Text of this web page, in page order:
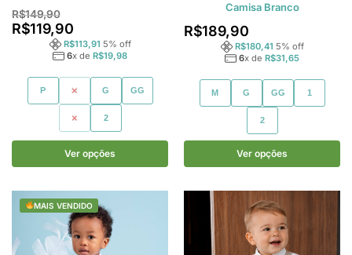
R$149,90
R$119,90
R$113,91 5% off
6x de R$19,98
P M G GG
1 2
Ver opções
Camisa Branco
R$189,90
R$180,41 5% off
6x de R$31,65
M G GG 1
2
Ver opções
MAIS VENDIDO